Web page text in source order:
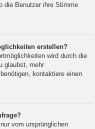
die Benutzer ihre Stimme
erstellen?
wird durch die
glaubst, mehr
kontaktiere einen
vom ursprünglichen